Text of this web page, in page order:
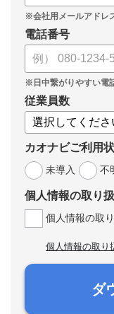
電話番号
従業員数
カオナビご利用
未導入
不
個人情報の取り
個人情報の取
個人情報の取り
ダ